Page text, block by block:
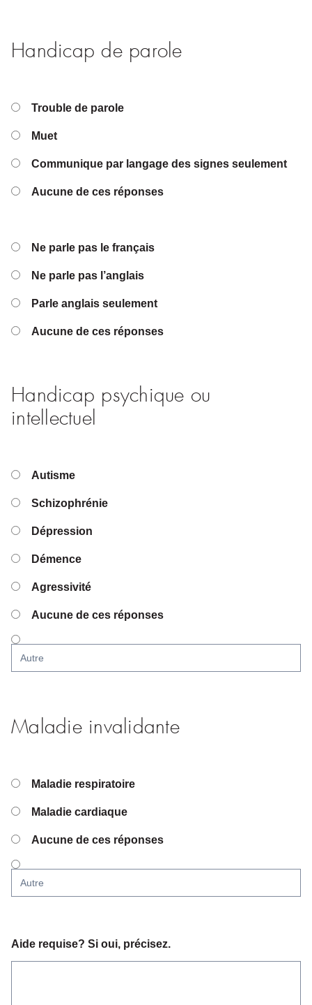
Handicap de parole
Trouble de parole
Muet
Communique par langage des signes seulement
Aucune de ces réponses
Ne parle pas le français
Ne parle pas l’anglais
Parle anglais seulement
Aucune de ces réponses
Handicap psychique ou
intellectuel
Autisme
Schizophrénie
Dépression
Démence
Agressivité
Aucune de ces réponses
Maladie invalidante
Maladie respiratoire
Maladie cardiaque
Aucune de ces réponses
Aide requise? Si oui, précisez.